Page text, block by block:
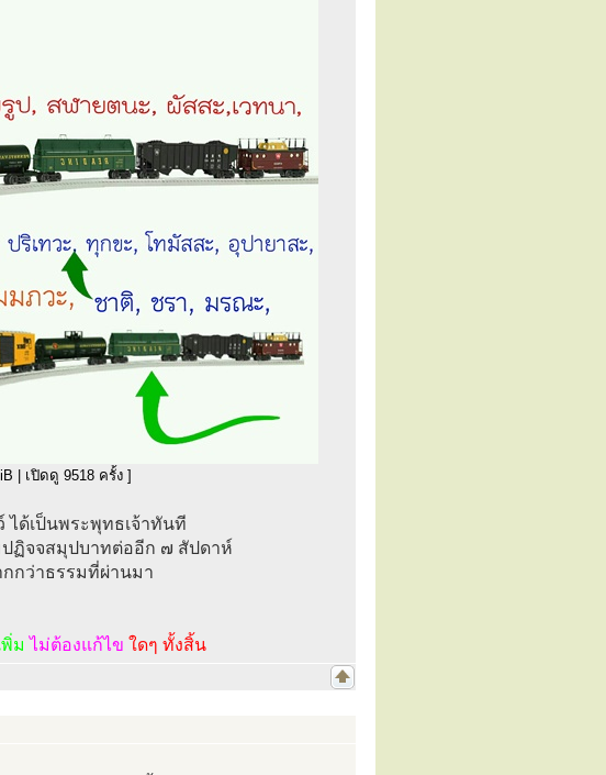
| เปิดดู 9518 ครั้ง ]
ได้เป็นพระพุทธเจ้าทันที
ปฏิจจสมุปบาทต่ออีก ๗ สัปดาห์
กว่าธรรมที่ผ่านมา
พิ่ม ไม่ต้องแก้ไข ใดๆ ทั้งสิ้น